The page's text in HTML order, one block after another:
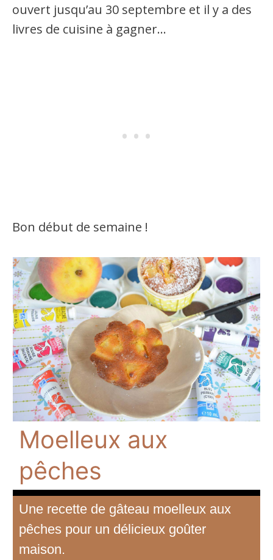
ouvert jusqu’au 30 septembre et il y a des
livres de cuisine à gagner…
Bon début de semaine !
Moelleux aux
pêches
Une recette de gâteau moelleux aux
pêches pour un délicieux goûter
maison.